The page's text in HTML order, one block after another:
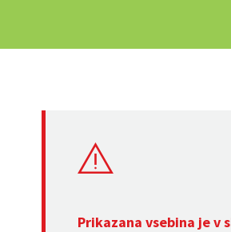
Prikazana vsebina je v